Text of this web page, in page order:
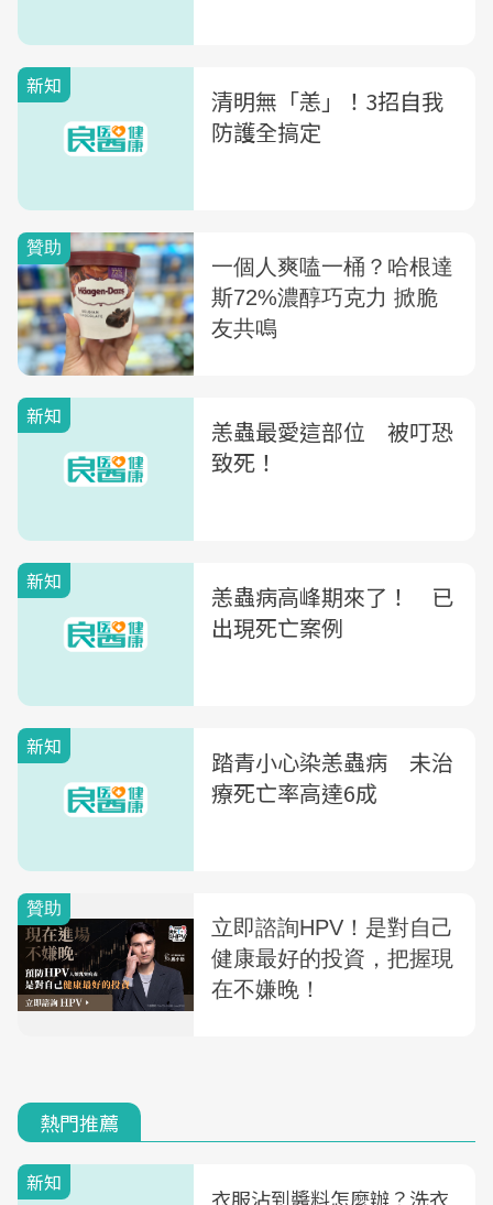
新知
清明無「恙」！3招自我
防護全搞定
新知
恙蟲最愛這部位 被叮恐
致死！
新知
恙蟲病高峰期來了！ 已
出現死亡案例
新知
踏青小心染恙蟲病 未治
療死亡率高達6成
熱門推薦
新知
衣服沾到醬料怎麼辦？洗衣